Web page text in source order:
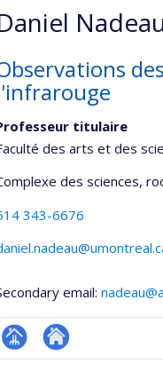
titulaire
des arts et des
des sciences,
343-6676
email:
Page Site